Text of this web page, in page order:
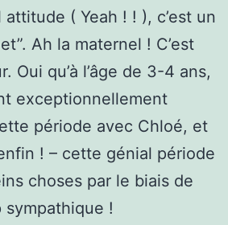
( Yeah ! ! ), c’est un
Ah la maternel ! C’est
Oui qu’à l’âge de 3-4 ans,
exceptionnellement
période avec Chloé, et
! – cette génial période
choses par le biais de
!